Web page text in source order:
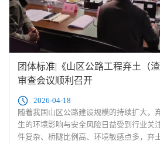
团体标准|《山区公路工程弃土（
审查会议顺利召开
2026-04-18
随着我国山区公路建设规模的持续扩大，
生的环境影响与安全风险日益受到行业关
件复杂、桥隧比例高、环境敏感点多，弃